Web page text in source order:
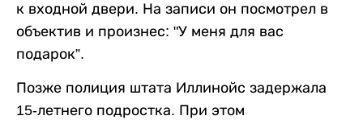
к входной двери. На записи он посмотрел в
объектив и произнес: "У меня для вас
подарок”.
Позже полиция штата Иллинойс задержала
15-летнего подростка. При этом